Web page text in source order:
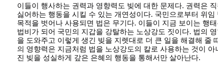
이들이 행사하는 권력과 영향력도 빚에 대한 문제다. 권력은
싫어하는 행동을 시킬 수 있는 개연성이다. 국민으로부터 위
목적을 벗어나 사용되면 법은 무기다. 이들이 지금 보이는 행
법비가 되어 국민의 지갑을 강탈하는 노상강도 짓이다. 법의
을 도와주고 이렇게 생긴 빚을 지렛대로 더 큰 일을 해결해 줄
의 영향력은 지금처럼 법을 노상강도의 칼로 사용하는 것이
진 빚을 성실하게 갚은 은혜의 행동을 통해서만 살아난다.